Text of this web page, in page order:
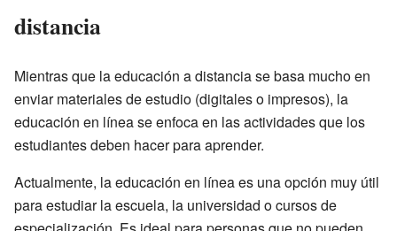
distancia
Mientras que la educación a distancia se basa mucho en
enviar materiales de estudio (digitales o impresos), la
educación en línea se enfoca en las actividades que los
estudiantes deben hacer para aprender.
Actualmente, la educación en línea es una opción muy útil
para estudiar la escuela, la universidad o cursos de